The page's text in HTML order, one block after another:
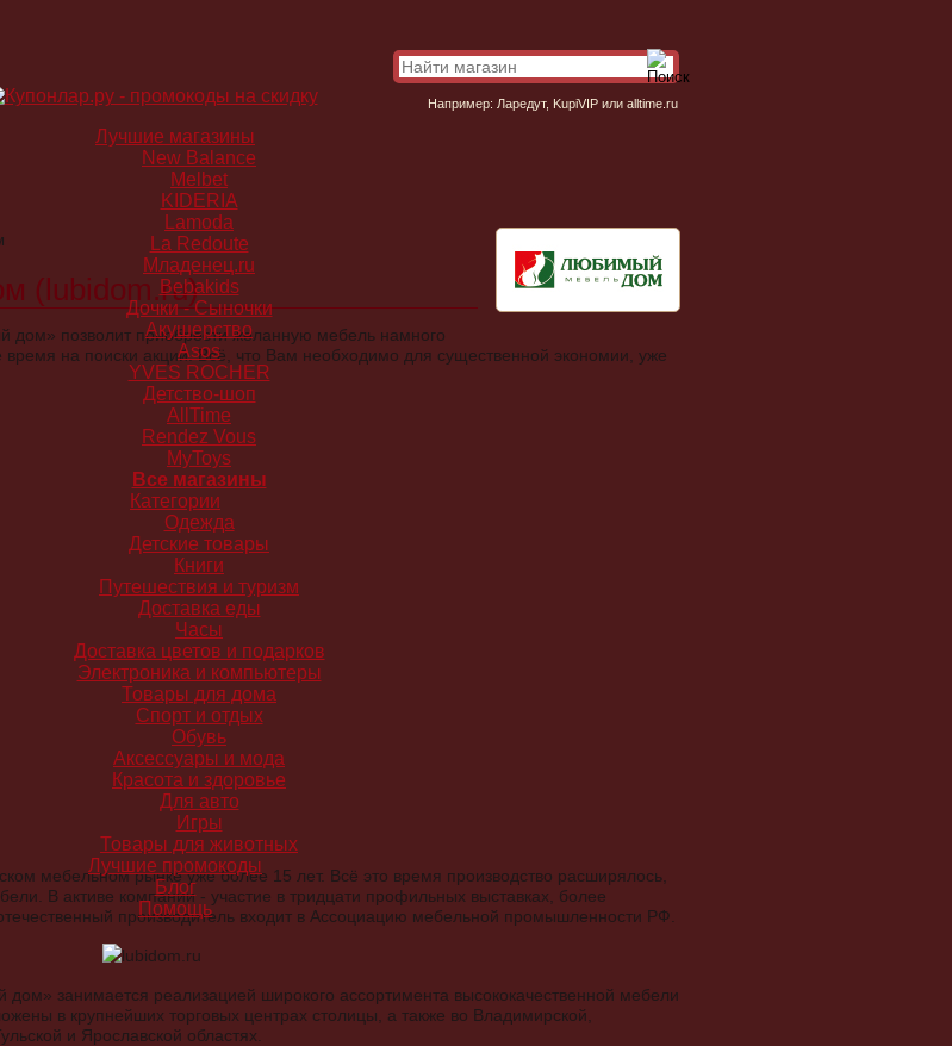
(lubidom.ru)
позволит приобрести желанную мебель намного
на поиски акций. Всё, что Вам необходимо для существенной экономии, уже
мебельном рынке уже более 15 лет. Всё это время производство расширялось,
В активе компании - участие в тридцати профильных выставках, более
производитель входит в Ассоциацию мебельной промышленности РФ.
занимается реализацией широкого ассортимента высококачественной мебели
в крупнейших торговых центрах столицы, а также во Владимирской,
и Ярославской областях.
Например: Ларедут, KupiVIPили alltime.ru
Лучшие магазины
New Balance
Melbet
KIDERIA
Lamoda
La Redoute
Младенец.ru
Bebakids
Дочки - Сыночки
Акушерство
Asos
YVES ROCHER
Детство-шоп
AllTime
Rendez Vous
MyToys
Все магазины
Категории
Одежда
Детские товары
Книги
Путешествия и туризм
Доставка еды
Часы
Доставка цветов и подарков
Электроника и компьютеры
Товары для дома
Спорт и отдых
Обувь
Аксессуары и мода
Красота и здоровье
Для авто
Игры
Товары для животных
Лучшие промокоды
Блог
Помощь